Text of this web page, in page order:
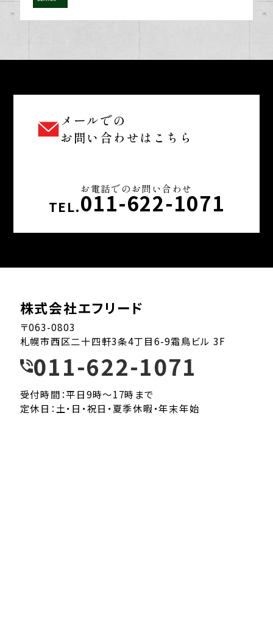
メールでの
お問い合わせはこちら
お電話でのお問い合わせ
TEL.011-622-1071
株式会社エフリード
〒063-0803
札幌市西区二十四軒3条4丁目6-9霜鳥ビル 3F
011-622-1071
受付時間：平日9時～17時まで
定休日：土・日・祝日・夏季休暇・年末年始